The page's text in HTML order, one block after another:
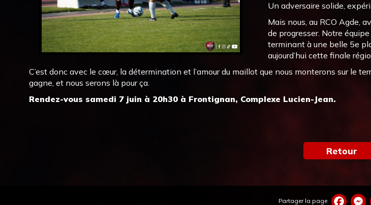
Un adversaire solide,
Mais nous, au RCO Agde,
de progresser. Notre
terminant à une belle 5e
aujourd’hui cette finale
C’est donc avec le cœur, la détermination et l’amour du maillot que nous monterons sur le
gagne, et nous serons là pour ça.
Rendez-vous samedi 7 juin à 20h30 à Frontignan, Complexe Lucien-Jean.
Retour
Partager la page